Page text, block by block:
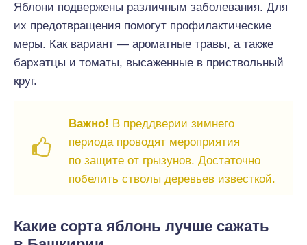
Яблони подвержены различным заболевания. Для
их предотвращения помогут профилактические
меры. Как вариант — ароматные травы, а также
бархатцы и томаты, высаженные в приствольный
круг.
Важно! В преддверии зимнего
периода проводят мероприятия
по защите от грызунов. Достаточно
побелить стволы деревьев известкой.
Какие сорта яблонь лучше сажать